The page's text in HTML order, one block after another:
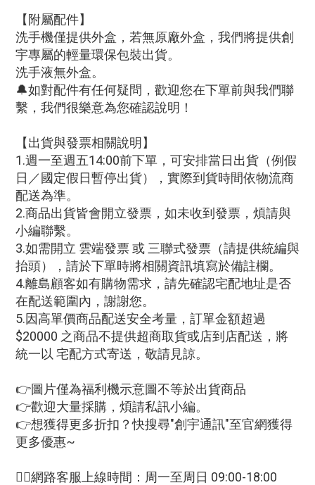
【附屬配件】
洗手機僅提供外盒，若無原廠外盒，我們將提供創
宇專屬的輕量環保包裝出貨。
洗手液無外盒。
🔔如對配件有任何疑問，歡迎您在下單前與我們聯
繫，我們很樂意為您確認說明！
【出貨與發票相關說明】
1.週一至週五14:00前下單，可安排當日出貨（例假
日／國定假日暫停出貨），實際到貨時間依物流商
配送為準。
2.商品出貨皆會開立發票，如未收到發票，煩請與
小編聯繫。
3.如需開立 雲端發票 或 三聯式發票（請提供統編與
抬頭），請於下單時將相關資訊填寫於備註欄。
4.離島顧客如有購物需求，請先確認宅配地址是否
在配送範圍內，謝謝您。
5.因高單價商品配送安全考量，訂單金額超過
$20000 之商品不提供超商取貨或店到店配送，將
統一以 宅配方式寄送，敬請見諒。
👉圖片僅為福利機示意圖不等於出貨商品
👉歡迎大量採購，煩請私訊小編。
👉想獲得更多折扣？快搜尋"創宇通訊"至官網獲得
更多優惠~
🙋‍♀網路客服上線時間：周一至周日 09:00-18:00